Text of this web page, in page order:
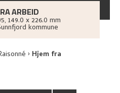
ARBEID
, 149.0 x 226.0 mm
kommune
Hjem fra